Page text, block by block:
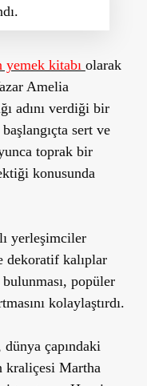
kitabı olarak
Amelia
adını verdiği bir
sert ve
toprak bir
konusunda
yerleşimciler
dekoratif kalıplar
popüler
kolaylaştırdı.
çapındaki
kraliçesi Martha